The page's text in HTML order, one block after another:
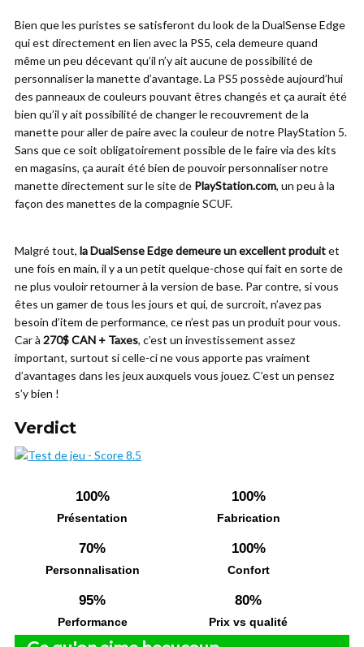
Bien que les puristes se satisferont du look de la DualSense Edge
qui est directement en lien avec la PS5, cela demeure quand
même un peu décevant qu’il n’y ait aucune de possibilité de
personnaliser la manette d’avantage. La PS5 possède aujourd’hui
des panneaux de couleurs pouvant êtres changés et ça aurait été
bien qu’il y ait possibilité de changer le recouvrement de la
manette pour aller de paire avec la couleur de notre PlayStation 5.
Sans que ce soit obligatoirement possible de le faire via des kits
en magasins, ça aurait été bien de pouvoir personnaliser notre
manette directement sur le site de PlayStation.com, un peu à la
façon des manettes de la compagnie SCUF.
Malgré tout, la DualSense Edge demeure un excellent produitet
une fois en main, il y a un petit quelque-chose qui fait en sorte de
ne plus vouloir retourner à la version de base. Par contre, si vous
êtes un gamer de tous les jours et qui, de surcroit, n’avez pas
besoin d’item de performance, ce n’est pas un produit pour vous.
Car à 270$ CAN + Taxes, c’est un investissement assez
important, surtout si celle-ci ne vous apporte pas vraiment
d’avantages dans les jeux auxquels vous jouez. C’est un pensez
s’y bien !
Verdict
100%
Présentation
100%
Fabrication
70%
Personnalisation
100%
Confort
95%
Performance
80%
Prix vs qualité